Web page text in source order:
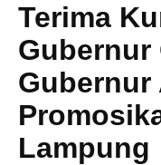
Terima
Gubernur
Gubernur
Lampung